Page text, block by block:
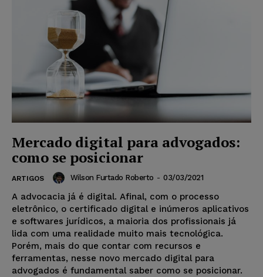
Mercado digital para advogados:
como se posicionar
ARTIGOS Wilson Furtado Roberto - 03/03/2021
A advocacia já é digital. Afinal, com o processo
eletrônico, o certificado digital e inúmeros aplicativos
e softwares jurídicos, a maioria dos profissionais já
lida com uma realidade muito mais tecnológica.
Porém, mais do que contar com recursos e
ferramentas, nesse novo mercado digital para
advogados é fundamental saber como se posicionar.